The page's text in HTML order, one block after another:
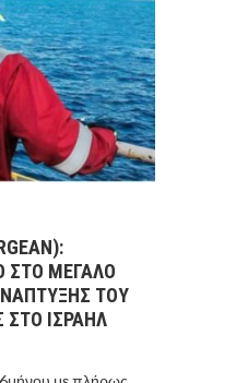
ΣΤΟ ΜΕΓΑΛΟ
ΤΟΥ
ΣΤΟ ΙΣΡΑΗΛ